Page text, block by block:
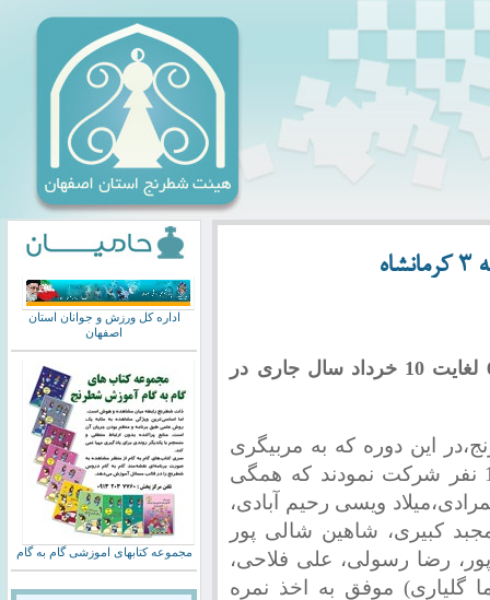
یک دوره کلاس مربیگری درجه 3 از تاریخ 6 لغایت 10 خرداد سال جاری در
این دوره که به مربیگری
*سعید گل افروزی* برگزار گردید جمعا 15 نفر شرکت نمودند که همگی
ویسی رحیم آبادی،
کبیری، شاهین شالی پور
رضا رسولی، علی فلاحی،
گلیاری) موفق به اخذ نمره
اداره کل ورزش و جوانان استان
اصفهان
مجموعه کتابهای اموزشی گام به گام